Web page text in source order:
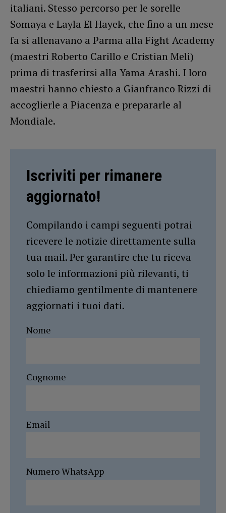
italiani. Stesso percorso per le sorelle
Somaya e Layla El Hayek, che fino a un mese
fa si allenavano a Parma alla Fight Academy
(maestri Roberto Carillo e Cristian Meli)
prima di trasferirsi alla Yama Arashi. I loro
maestri hanno chiesto a Gianfranco Rizzi di
accoglierle a Piacenza e prepararle al
Mondiale.
Iscriviti per rimanere
aggiornato!
Compilando i campi seguenti potrai
ricevere le notizie direttamente sulla
tua mail. Per garantire che tu riceva
solo le informazioni più rilevanti, ti
chiediamo gentilmente di mantenere
aggiornati i tuoi dati.
Nome
Cognome
Email
Numero WhatsApp